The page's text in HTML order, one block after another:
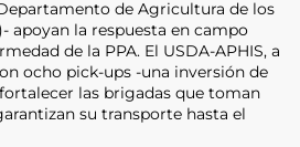
de Agricultura de los
apoyan la respuesta en campo
de la PPA. El USDA-APHIS, a
ocho pick-ups -una inversión de
las brigadas que toman
su transporte hasta el